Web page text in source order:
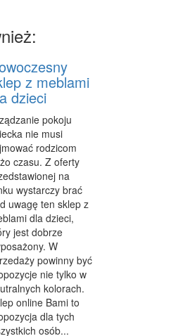
KOMISY
REKLAMOWE
REKLAMOWE
AGENCJE
WIGOR
INTEGRACYJNE
HOBBY
I REKREACYJNE
z meblami
dzieci
pokoju
nie musi
rodzicom
czasu. Z oferty
na
wystarczy brać
uwagę ten sklep z
dla dzieci,
jest dobrze
W
powinny być
nie tylko w
kolorach.
online Bami to
dla tych
osób...